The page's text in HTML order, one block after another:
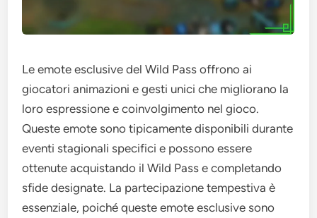
Le emote esclusive del Wild Pass offrono ai
giocatori animazioni e gesti unici che migliorano la
loro espressione e coinvolgimento nel gioco.
Queste emote sono tipicamente disponibili durante
eventi stagionali specifici e possono essere
ottenute acquistando il Wild Pass e completando
sfide designate. La partecipazione tempestiva è
essenziale, poiché queste emote esclusive sono